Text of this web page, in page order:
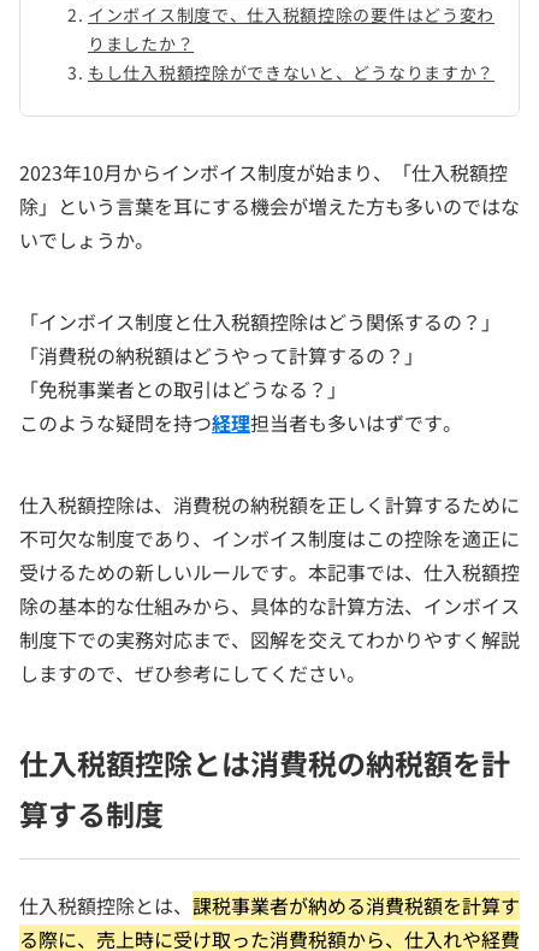
インボイス制度で、仕入税額控除の要件はどう変わ
りましたか？
もし仕入税額控除ができないと、どうなりますか？
2023年10月からインボイス制度が始まり、「仕入税額控
除」という言葉を耳にする機会が増えた方も多いのではな
いでしょうか。
「インボイス制度と仕入税額控除はどう関係するの？」
「消費税の納税額はどうやって計算するの？」
「免税事業者との取引はどうなる？」
このような疑問を持つ経理担当者も多いはずです。
仕入税額控除は、消費税の納税額を正しく計算するために
不可欠な制度であり、インボイス制度はこの控除を適正に
受けるための新しいルールです。本記事では、仕入税額控
除の基本的な仕組みから、具体的な計算方法、インボイス
制度下での実務対応まで、図解を交えてわかりやすく解説
しますので、ぜひ参考にしてください。
仕入税額控除とは消費税の納税額を計
算する制度
仕入税額控除とは、 課税事業者が納める消費税額を計算す
る際に、売上時に受け取った消費税額から、仕入れや経費